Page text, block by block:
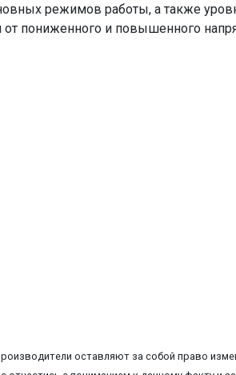
режимов работы, а также
пониженного и повышенного
оставляют за собой право